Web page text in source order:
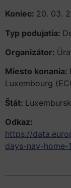
Koniec: 20. 03.
Typ podujatia:
Organizátor:
Miesto konania:
Luxembourg
Štát:
Odkaz:
https://
days-nav-home-